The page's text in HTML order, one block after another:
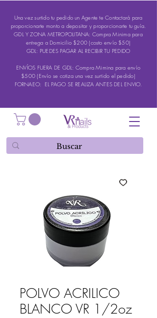
Una vez surtido tu pedido un Agente te Contactará para
proporcionarte monto a depositar y proporcionarte tu guía.
GDL Y ZONA METROPOLITANA: Compra Minima para
entrega a Domicilio $200 (costo envío $50)
GDL: PUEDES PAGAR AL RECIBIR TU PEDIDO
ENVÍOS FUERA DE GDL: Compra Mimina para envío
$500 (Envío se cotiza una vez surtido el pedido)
FORNAEO: EL PAGO SE REALIZA ANTES DEL ENVIO.
POLVO ACRILICO
BLANCO VR 1/2oz